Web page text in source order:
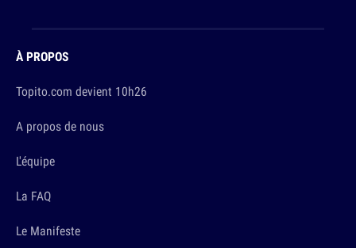
À PROPOS
Topito.com devient 10h26
A propos de nous
L'équipe
La FAQ
Le Manifeste